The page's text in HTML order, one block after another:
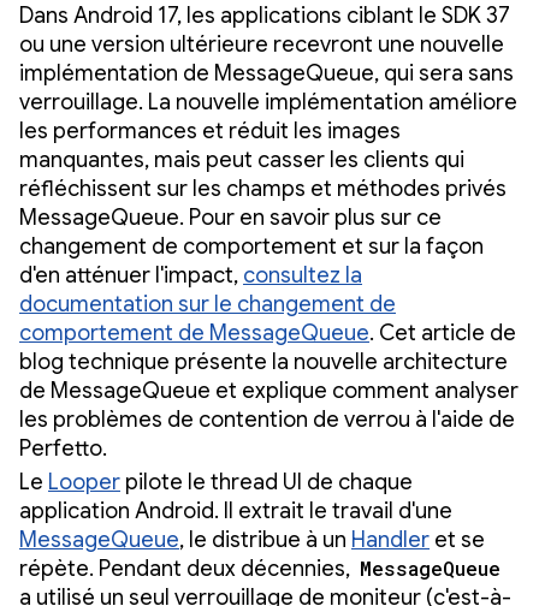
Dans Android 17, les applications ciblant le SDK 37
ou une version ultérieure recevront une nouvelle
implémentation de MessageQueue, qui sera sans
verrouillage. La nouvelle implémentation améliore
les performances et réduit les images
manquantes, mais peut casser les clients qui
réfléchissent sur les champs et méthodes privés
MessageQueue. Pour en savoir plus sur ce
changement de comportement et sur la façon
d'en atténuer l'impact, consultez la
documentation sur le changement de
comportement de MessageQueue. Cet article de
blog technique présente la nouvelle architecture
de MessageQueue et explique comment analyser
les problèmes de contention de verrou à l'aide de
Perfetto.
Le Looper pilote le thread UI de chaque
application Android. Il extrait le travail d'une
MessageQueue, le distribue à un Handler et se
répète. Pendant deux décennies, MessageQueue
a utilisé un seul verrouillage de moniteur (c'est-à-